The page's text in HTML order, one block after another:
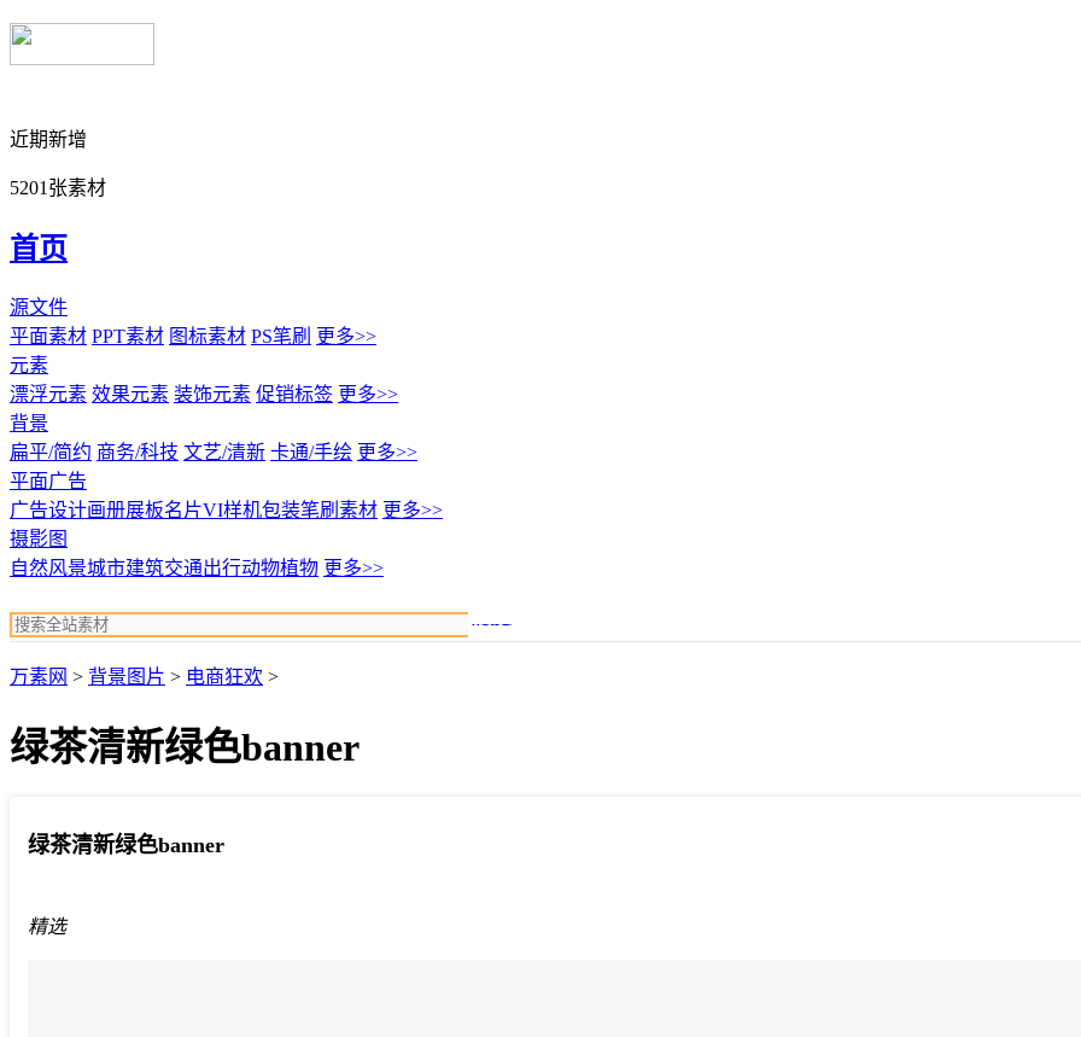
近期新增
5201张素材
首页
源文件
平面素材 PPT素材 图标素材 PS笔刷 更多>>
元素
漂浮元素 效果元素 装饰元素 促销标签 更多>>
背景
扁平/简约 商务/科技 文艺/清新 卡通/手绘 更多>>
平面广告
广告设计画册展板名片VI样机包装笔刷素材 更多>>
摄影图
自然风景城市建筑交通出行动物植物 更多>>
万素网 > 背景图片 > 电商狂欢 >
绿茶清新绿色banner
绿茶清新绿色banner
精选